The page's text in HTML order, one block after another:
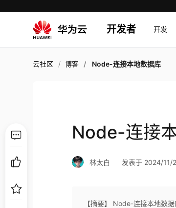
开发者 开发
云社区 博客 Node-连接本地数据库
Node-连接
林太白 发表于 2024/11/
【摘要】 Node-连接本地数